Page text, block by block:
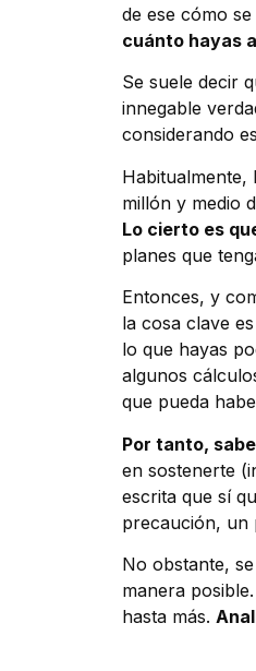
de ese cómo
cuánto hayas
Se suele decir
innegable
considerando
Habitualmente,
millón y medio
Lo cierto es
planes que
Entonces, y
la cosa clave
lo que hayas
algunos
que pueda
Por tanto,
en sostenerte
escrita que sí
precaución, un
No obstante,
manera
hasta más.